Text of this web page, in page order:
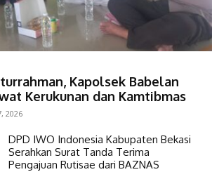
Kapolsek Babelan
Kerukunan dan Kamtibmas
2026
DPD IWO Indonesia Kabupaten Bekasi
Serahkan Surat Tanda Terima
Pengajuan Rutisae dari BAZNAS